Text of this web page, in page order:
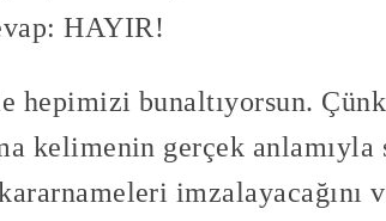
HAYIR!
hepimizi bunaltıyorsun.
kelimenin gerçek anlamıyla
imzalayacağını